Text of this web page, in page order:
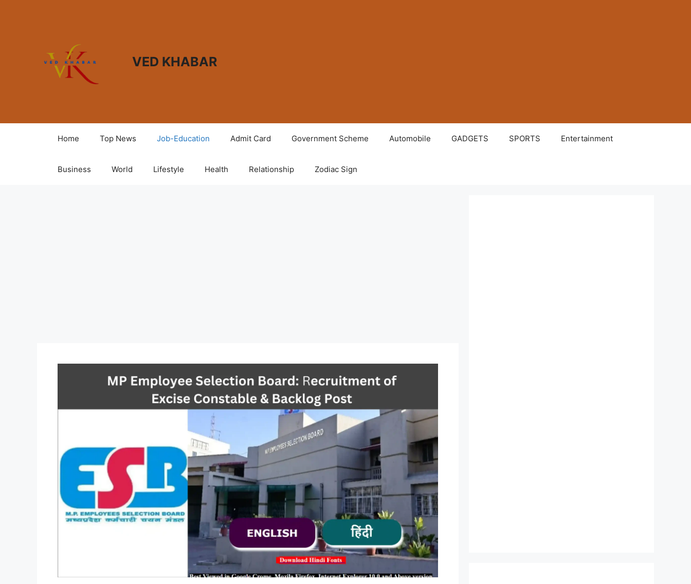
VED KHABAR
Home Top News Job-Education Admit Card Government Scheme Automobile GADGETS SPORTS Entertainment
Business World Lifestyle Health Relationship Zodiac Sign